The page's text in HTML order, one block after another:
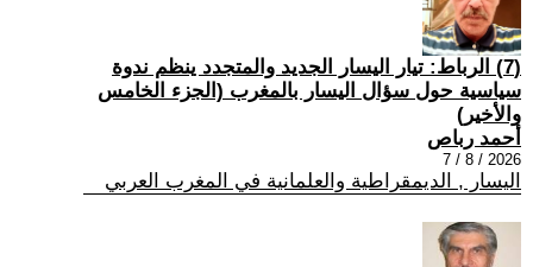
(7) الرباط: تيار اليسار الجديد والمتجدد ينظم ندوة
سياسية حول سؤال اليسار بالمغرب (الجزء الخامس
والأخير)
أحمد رباص
2026 / 8 / 7
اليسار , الديمقراطية والعلمانية في المغرب العربي